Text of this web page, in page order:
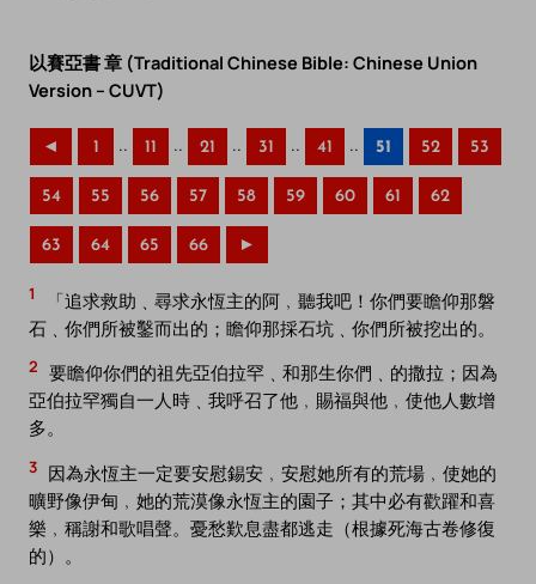
以賽亞書 章 (Traditional Chinese Bible: Chinese Union
Version – CUVT)
◄ 1 .. 11 .. 21 .. 31 .. 41 .. 51 52 53
54 55 56 57 58 59 60 61 62
63 64 65 66 ►
1
「追求救助﹑尋求永恆主的阿﹐聽我吧！你們要瞻仰那磐
石﹑你們所被鑿而出的；瞻仰那採石坑﹑你們所被挖出的。
2 要瞻仰你們的祖先亞伯拉罕﹑和那生你們﹑的撒拉；因為
亞伯拉罕獨自一人時﹑我呼召了他﹐賜福與他﹐使他人數增
多。
3 因為永恆主一定要安慰錫安﹐安慰她所有的荒場﹐使她的
曠野像伊甸﹐她的荒漠像永恆主的園子；其中必有歡躍和喜
樂﹐稱謝和歌唱聲。憂愁歎息盡都逃走（根據死海古卷修復
的）。